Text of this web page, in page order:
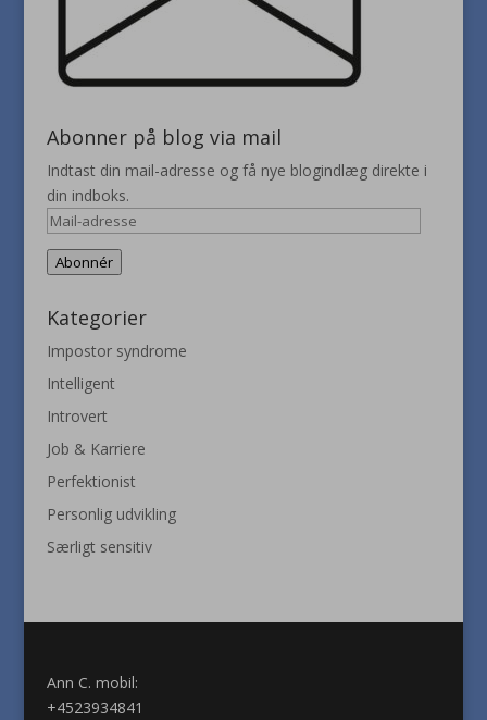
Abonner på blog via mail
Indtast din mail-adresse og få nye blogindlæg direkte i
din indboks.
Mail-
adresse
Abonnér
Kategorier
Impostor syndrome
Intelligent
Introvert
Job & Karriere
Perfektionist
Personlig udvikling
Særligt sensitiv
Ann C. mobil:
+4523934841